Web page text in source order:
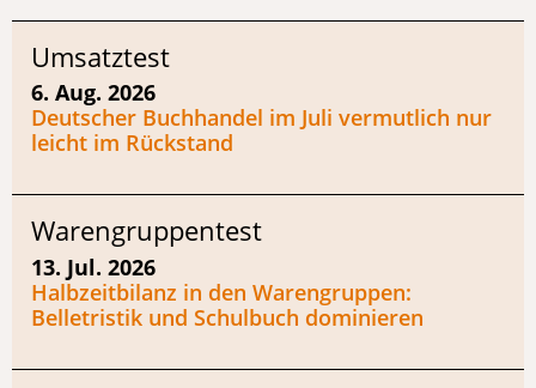
Umsatztest
6. Aug. 2026
Deutscher Buchhandel im Juli vermutlich nur
leicht im Rückstand
Warengruppentest
13. Jul. 2026
Halbzeitbilanz in den Warengruppen:
Belletristik und Schulbuch dominieren